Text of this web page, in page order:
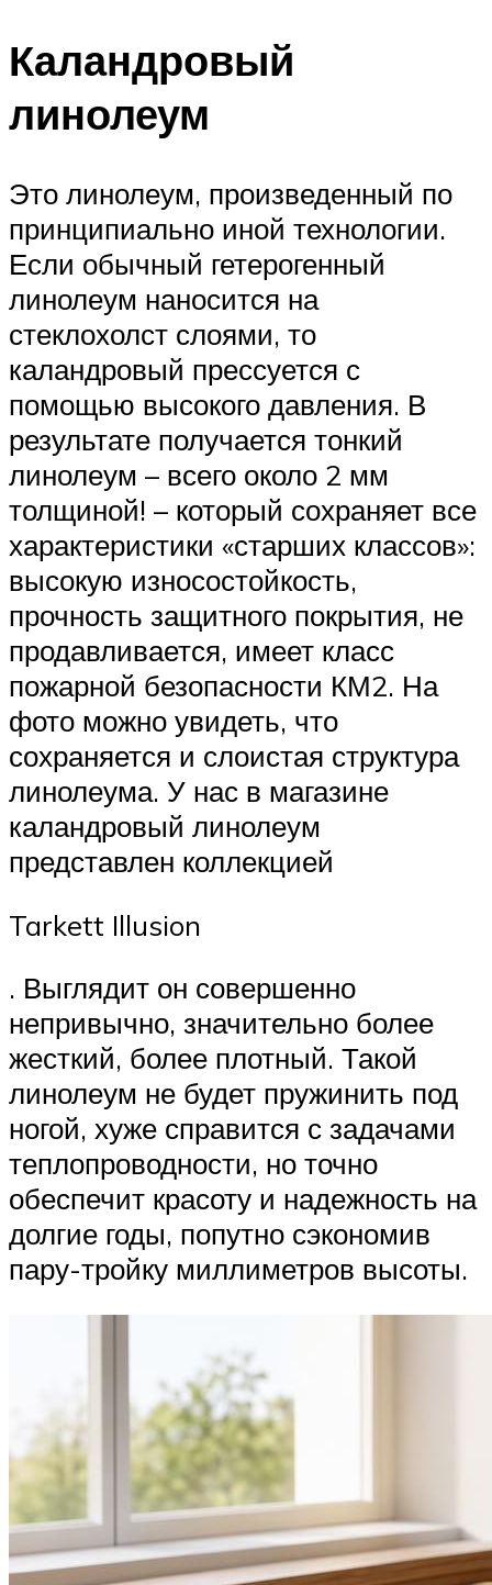
Каландровый
линолеум
Это линолеум, произведенный по
принципиально иной технологии.
Если обычный гетерогенный
линолеум наносится на
стеклохолст слоями, то
каландровый прессуется с
помощью высокого давления. В
результате получается тонкий
линолеум – всего около 2 мм
толщиной! – который сохраняет все
характеристики «старших классов»:
высокую износостойкость,
прочность защитного покрытия, не
продавливается, имеет класс
пожарной безопасности КМ2. На
фото можно увидеть, что
сохраняется и слоистая структура
линолеума. У нас в магазине
каландровый линолеум
представлен коллекцией
Tarkett Illusion
. Выглядит он совершенно
непривычно, значительно более
жесткий, более плотный. Такой
линолеум не будет пружинить под
ногой, хуже справится с задачами
теплопроводности, но точно
обеспечит красоту и надежность на
долгие годы, попутно сэкономив
пару-тройку миллиметров высоты.